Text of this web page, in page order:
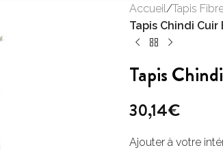
Accueil/Tapis
Tapis Chindi Cuir
Tapis
30,14€
Ajouter à votre